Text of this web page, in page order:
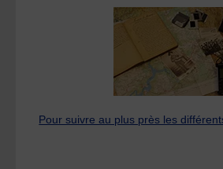
Pour suivre au plus près les